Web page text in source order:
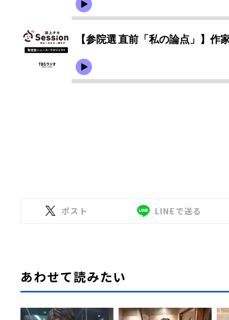
ポスト LINEで送る
あわせて読みたい